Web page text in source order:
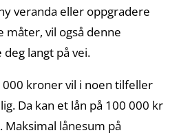
veranda eller oppgradere
måter, vil også denne
langt på vei.
000 kroner vil i noen tilfeller
Da kan et lån på 100 000 kr
lånesum på